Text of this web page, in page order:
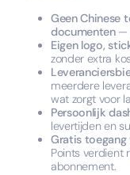
Geen Chinese
documenten—
Eigen logo,
zonder extra
meerdere
wat zorgt voor
Persoonlijk
levertijden en
Gratis toegang
Points verdient
abonnement.